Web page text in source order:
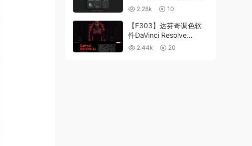
预设 MonoNodes LOOK
LAB PRINT V4.0
2.28k 10
【F303】达芬奇调色软
件DaVinci Resolve
Studio21.0.3 中文版
2.44k 20